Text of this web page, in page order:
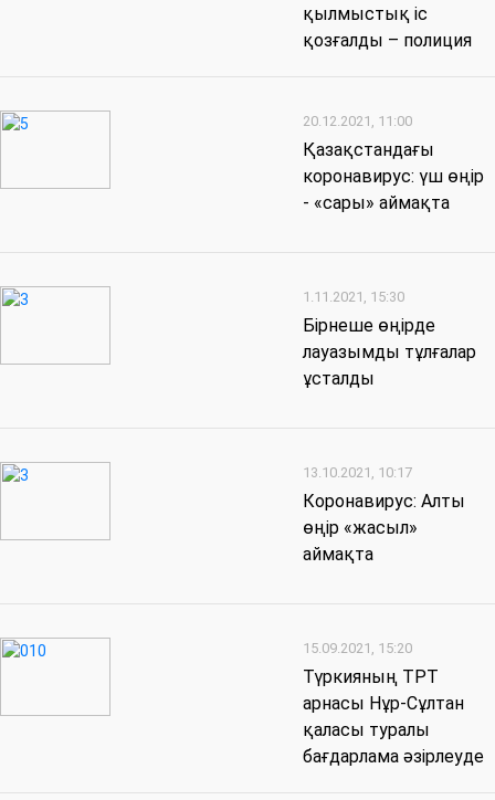
қылмыстық іс
қозғалды – полиция
20.12.2021, 11:00
Қазақстандағы
коронавирус: үш өңір
- «сары» аймақта
1.11.2021, 15:30
Бірнеше өңірде
лауазымды тұлғалар
ұсталды
13.10.2021, 10:17
Коронавирус: Алты
өңір «жасыл»
аймақта
15.09.2021, 15:20
Түркияның ТРТ
арнасы Нұр-Сұлтан
қаласы туралы
бағдарлама әзірлеуде